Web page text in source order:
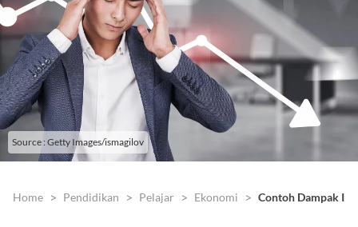
Source : Getty Images/ismagilov
Home Pendidikan Pelajar Ekonomi Contoh Dampak